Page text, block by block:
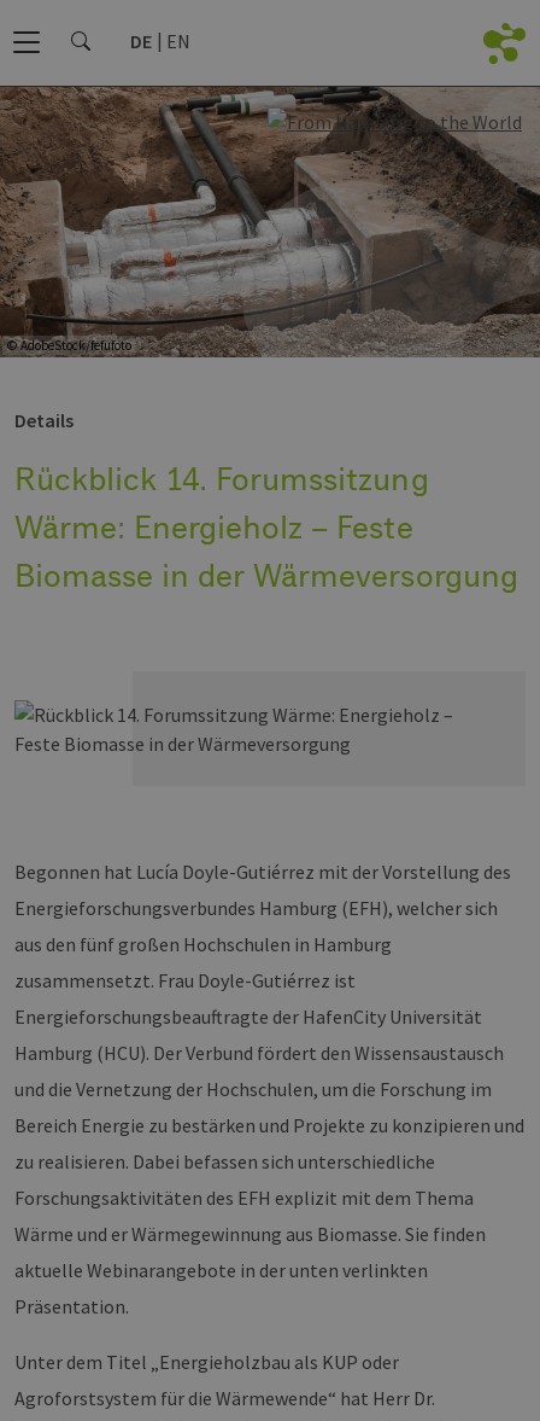
DE EN
© AdobeStock/fefufoto
Details
Rückblick 14. Forumssitzung
Wärme: Energieholz – Feste
Biomasse in der Wärmeversorgung
Begonnen hat Lucía Doyle-Gutiérrez mit der Vorstellung des
Energieforschungsverbundes Hamburg (EFH), welcher sich
aus den fünf großen Hochschulen in Hamburg
zusammensetzt. Frau Doyle-Gutiérrez ist
Energieforschungsbeauftragte der HafenCity Universität
Hamburg (HCU). Der Verbund fördert den Wissensaustausch
und die Vernetzung der Hochschulen, um die Forschung im
Bereich Energie zu bestärken und Projekte zu konzipieren und
zu realisieren. Dabei befassen sich unterschiedliche
Forschungsaktivitäten des EFH explizit mit dem Thema
Wärme und er Wärmegewinnung aus Biomasse. Sie finden
aktuelle Webinarangebote in der unten verlinkten
Präsentation.
Unter dem Titel „Energieholzbau als KUP oder
Agroforstsystem für die Wärmewende“ hat Herr Dr.